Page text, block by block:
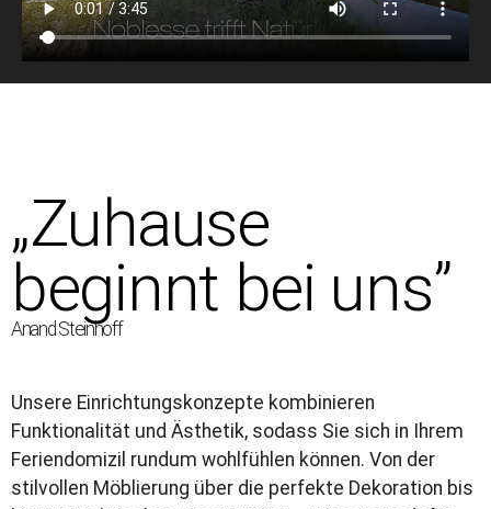
„Zuhause
beginnt bei uns”
Anand Steinhoff
Unsere Einrichtungskonzepte kombinieren
Funktionalität und Ästhetik, sodass Sie sich in Ihrem
Feriendomizil rundum wohlfühlen können. Von der
stilvollen Möblierung über die perfekte Dekoration bis